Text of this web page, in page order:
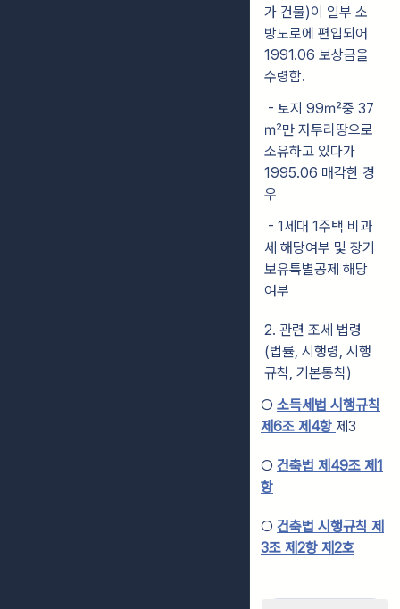
가 건물)이 일부 소
방도로에 편입되어
1991.06 보상금을
수령함.
- 토지 99㎡중 37
㎡만 자투리땅으로
소유하고 있다가
1995.06 매각한 경
우
- 1세대 1주택 비과
세 해당여부 및 장기
보유특별공제 해당
여부
2. 관련 조세 법령
(법률, 시행령, 시행
규칙, 기본통칙)
○ 소득세법 시행규칙
제6조 제4항 제3
○ 건축법 제49조 제1
항
○ 건축법 시행규칙 제
3조 제2항 제2호